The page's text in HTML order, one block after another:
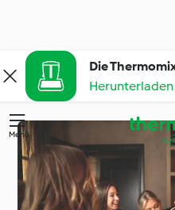
Die
Herunterladen
Menü